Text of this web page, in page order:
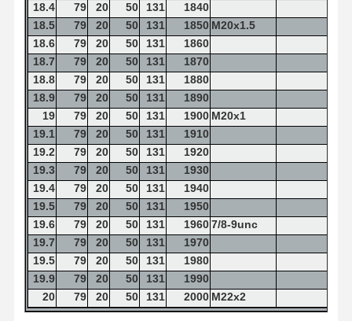
18.4
79 20 50 131
1840
18.5
79 20 50 131 1850 M20x1.5
18.6
79 20 50 131
1860
18.7
79 20 50 131
1870
18.8
79 20 50 131
1880
18.9
79 20 50 131
1890
19
79 20 50 131 1900 M20x1
19.1
79 20 50 131
1910
19.2
79 20 50 131
1920
19.3
79 20 50 131
1930
19.4
79 20 50 131
1940
19.5
79 20 50 131
1950
19.6
79 20 50 131 19607/8-9unc
19.7
79 20 50 131
1970
19.5
79 20 50 131
1980
19.9
79 20 50 131
1990
20
79 20 50 131 2000 M22x2